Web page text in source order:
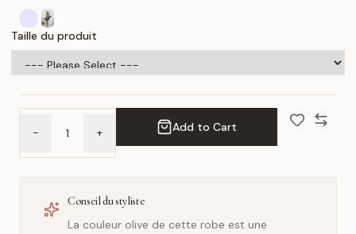
Taille du produit
- + Add to Cart
Conseil du styliste
La couleur olive de cette robe est une